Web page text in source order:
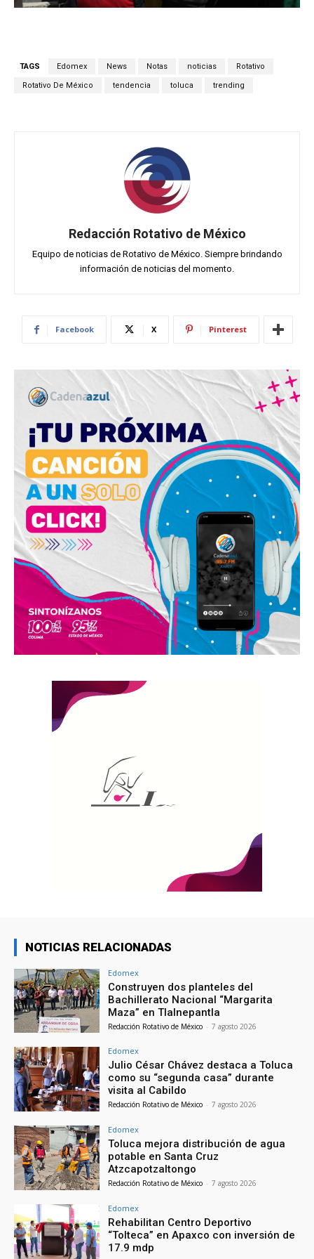
TAGS Edomex News Notas noticias Rotativo
Rotativo De México tendencia toluca trending
Redacción Rotativo de México
Equipo de noticias de Rotativo de México. Siempre brindando
información de noticias del momento.
Facebook X Pinterest
NOTICIAS RELACIONADAS
Edomex
Construyen dos planteles del
Bachillerato Nacional “Margarita
Maza” en Tlalnepantla
Redacción Rotativo de México - 7 agosto 2026
Edomex
Julio César Chávez destaca a Toluca
como su “segunda casa” durante
visita al Cabildo
Redacción Rotativo de México - 7 agosto 2026
Edomex
Toluca mejora distribución de agua
potable en Santa Cruz
Atzcapotzaltongo
Redacción Rotativo de México - 7 agosto 2026
Edomex
Rehabilitan Centro Deportivo
“Tolteca” en Apaxco con inversión de
17.9 mdp